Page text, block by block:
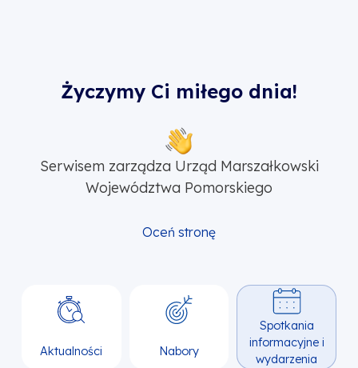
Życzymy Ci miłego dnia!
Serwisem zarządza Urząd Marszałkowski
Województwa Pomorskiego
Oceń stronę
Aktualności Nabory
Spotkania
informacyjne i
wydarzenia